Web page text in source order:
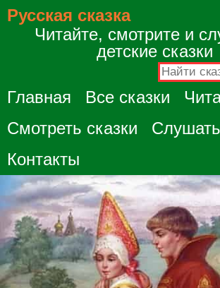
Русская сказка
Читайте, смотрите и
детские сказки
Главная Все сказки
Смотреть сказки
Контакты